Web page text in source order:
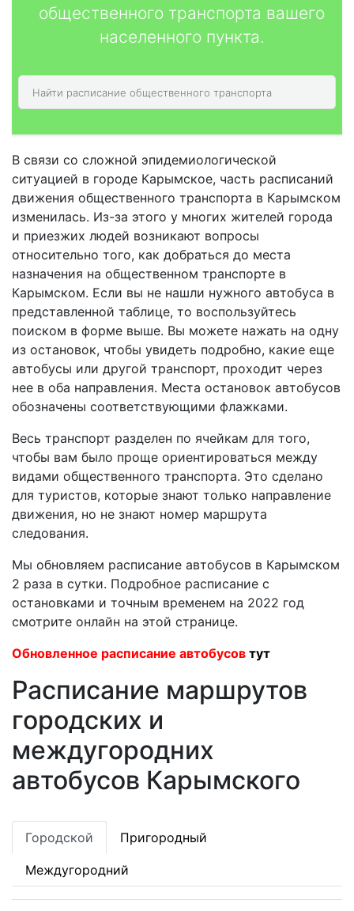
общественного транспорта вашего
населенного пункта.
В связи со сложной эпидемиологической
ситуацией в городе Карымское, часть расписаний
движения общественного транспорта в Карымском
изменилась. Из-за этого у многих жителей города
и приезжих людей возникают вопросы
относительно того, как добраться до места
назначения на общественном транспорте в
Карымском. Если вы не нашли нужного автобуса в
представленной таблице, то воспользуйтесь
поиском в форме выше. Вы можете нажать на одну
из остановок, чтобы увидеть подробно, какие еще
автобусы или другой транспорт, проходит через
нее в оба направления. Места остановок автобусов
обозначены соответствующими флажками.
Весь транспорт разделен по ячейкам для того,
чтобы вам было проще ориентироваться между
видами общественного транспорта. Это сделано
для туристов, которые знают только направление
движения, но не знают номер маршрута
следования.
Мы обновляем расписание автобусов в Карымском
2 раза в сутки. Подробное расписание с
остановками и точным временем на 2022 год
смотрите онлайн на этой странице.
Обновленное расписание автобусов тут
Расписание маршрутов
городских и
междугородних
автобусов Карымского
Городской Пригородный
Междугородний